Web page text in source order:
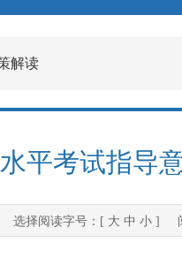
解读
平考试指导
择阅读字号：[ 大 中 小] 阅